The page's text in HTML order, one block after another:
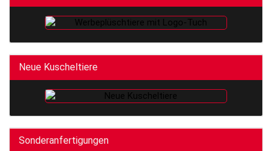
Neue Kuscheltiere
Sonderanfertigungen